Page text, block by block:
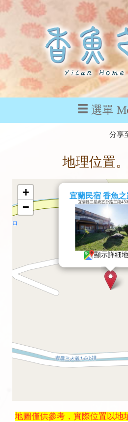
選單
分享
地理位置
宜蘭民宿 香魚
宜蘭縣三星鄉五分路三段
顯示詳細
+
−
地圖僅供參考，實際位置以地